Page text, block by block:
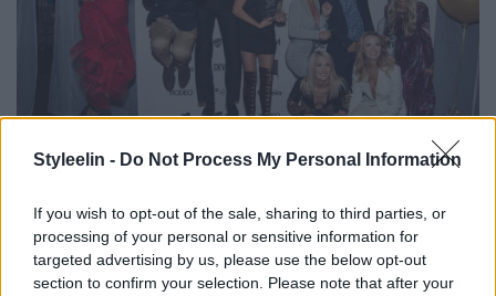
Styleelin - Do Not Process My Personal Information
If you wish to opt-out of the sale, sharing to third parties, or
processing of your personal or sensitive information for
targeted advertising by us, please use the below opt-out
section to confirm your selection. Please note that after your